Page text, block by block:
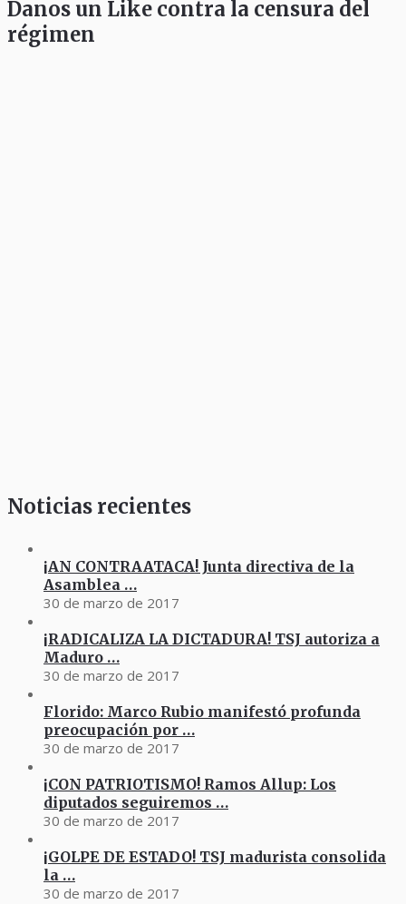
Danos un Like contra la censura del
régimen
Noticias recientes
¡AN CONTRAATACA! Junta directiva de la
Asamblea …
30 de marzo de 2017
¡RADICALIZA LA DICTADURA! TSJ autoriza a
Maduro …
30 de marzo de 2017
Florido: Marco Rubio manifestó profunda
preocupación por …
30 de marzo de 2017
¡CON PATRIOTISMO! Ramos Allup: Los
diputados seguiremos …
30 de marzo de 2017
¡GOLPE DE ESTADO! TSJ madurista consolida
la …
30 de marzo de 2017